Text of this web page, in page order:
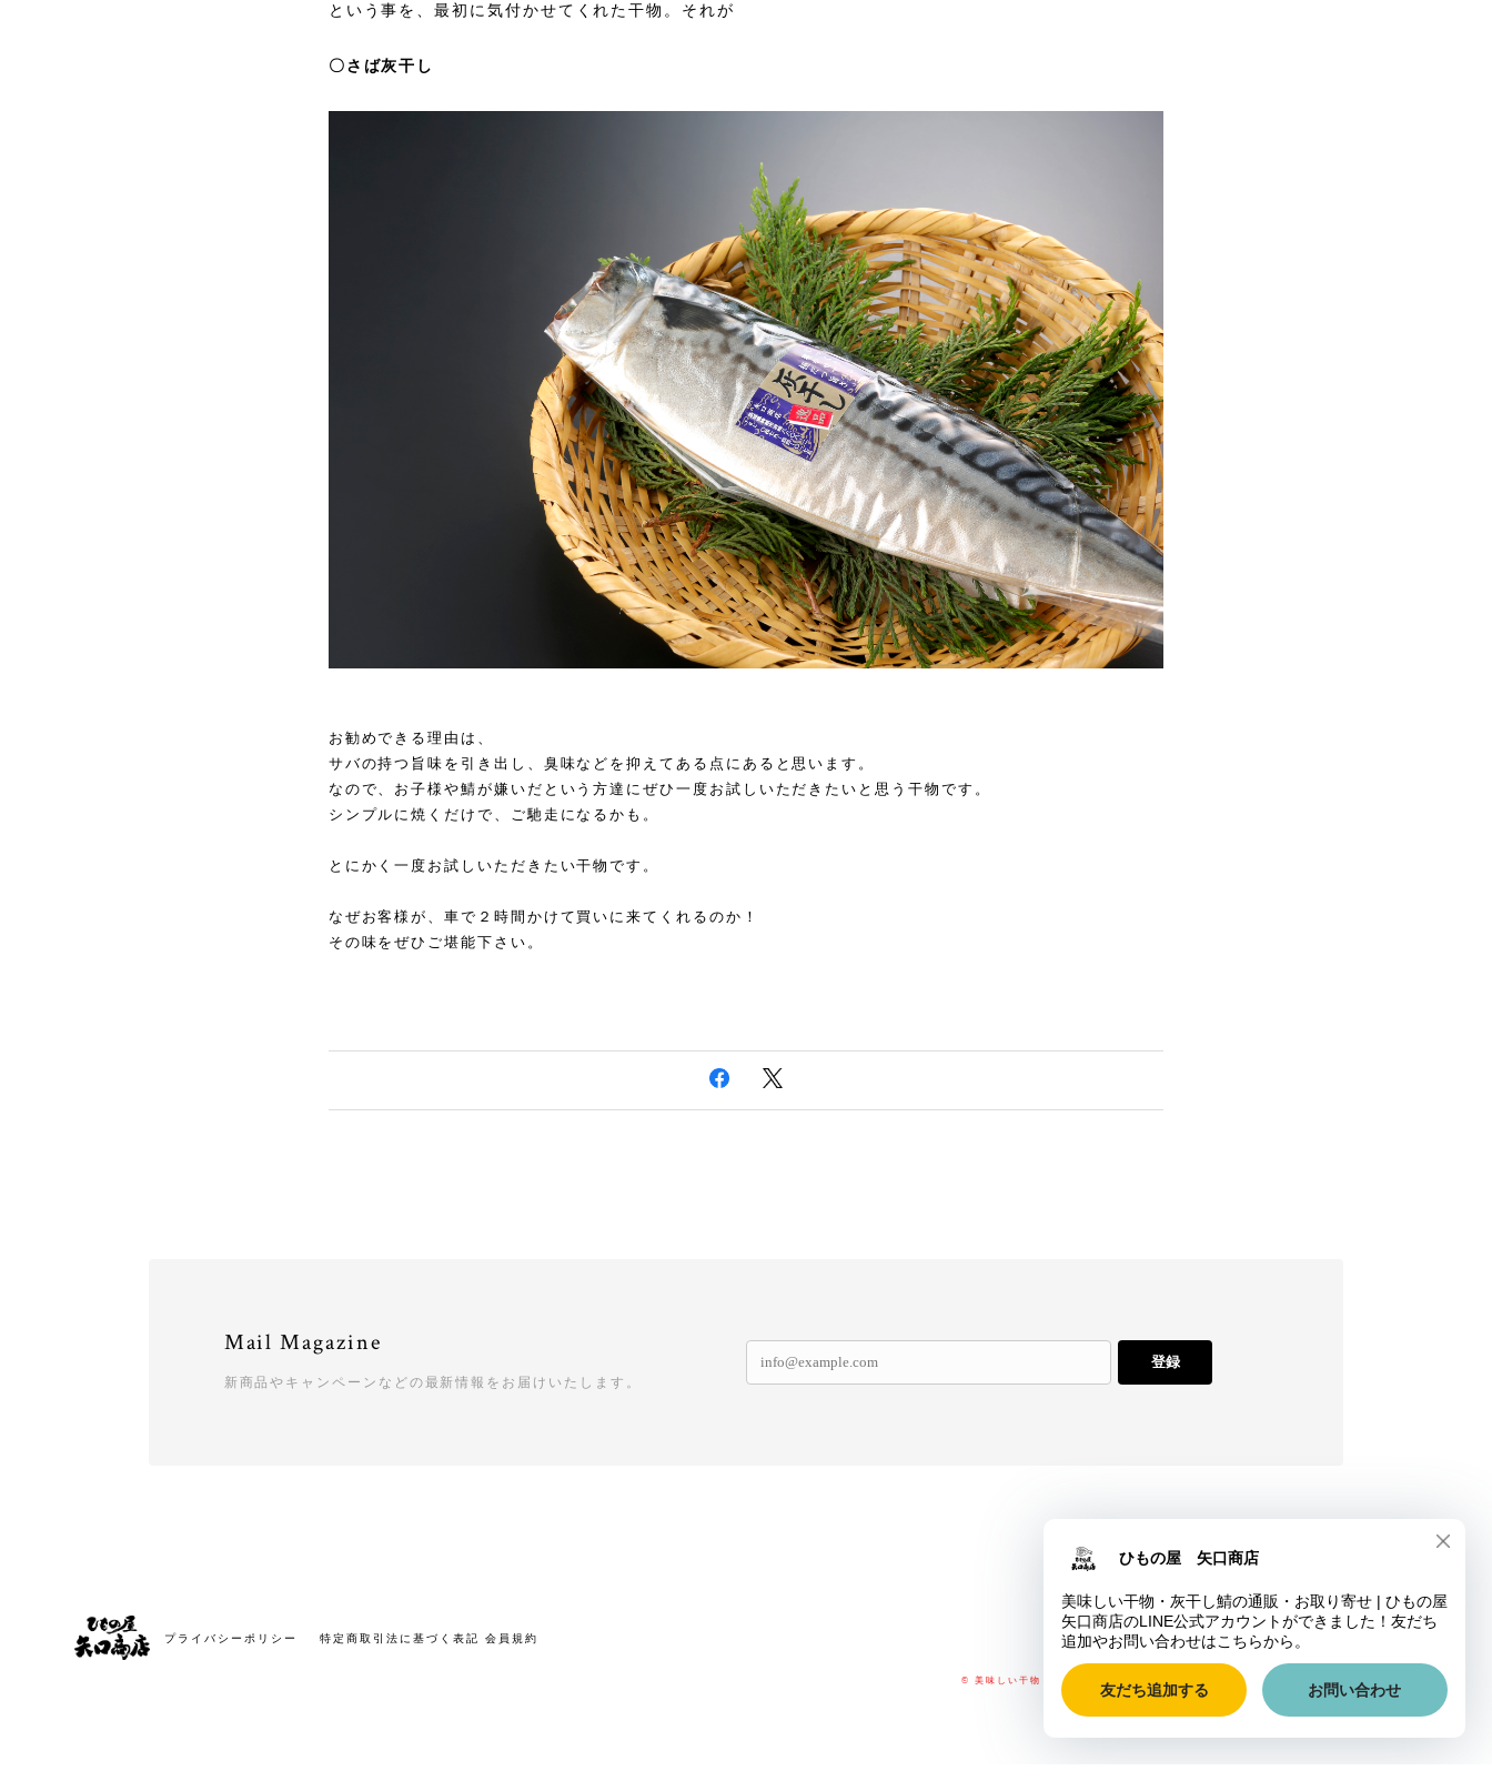
という事を、最初に気付かせてくれた干物。それが
〇さば灰干し
お勧めできる理由は、
サバの持つ旨味を引き出し、臭味などを抑えてある点にあると思います。
なので、お子様や鯖が嫌いだという方達にぜひ一度お試しいただきたいと思う干物です。
シンプルに焼くだけで、ご馳走になるかも。
とにかく一度お試しいただきたい干物です。
なぜお客様が、車で２時間かけて買いに来てくれるのか！
その味をぜひご堪能下さい。
Mail Magazine
新商品やキャンペーンなどの最新情報をお届けいたします。
登録
プライバシーポリシー 特定商取引法に基づく表記 会員規約
© 美味しい干物・灰干し鯖の通販・お取り寄せ | ひもの屋 矢口商店 All rights reserved.